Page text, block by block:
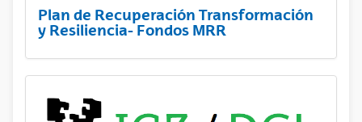
Plan de Recuperación Transformación
y Resiliencia- Fondos MRR